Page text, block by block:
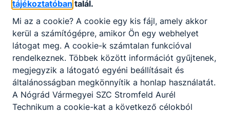
A Kék Bolygó nyertese lett a Stromfeld - PET-
mentes lesz az iskola.
Bővebben a projektről
Állatmenhely
tájékoztatóban talál.
Mi az a cookie? A cookie egy kis fájl, amely akkor
kerül a számítógépre, amikor Ön egy webhelyet
látogat meg. A cookie-k számtalan funkcióval
rendelkeznek. Többek között információt gyűjtenek,
megjegyzik a látogató egyéni beállításait és
általánosságban megkönnyítik a honlap használatát.
A Nógrád Vármegyei SZC Stromfeld Aurél
Technikum a cookie-kat a következő célokból